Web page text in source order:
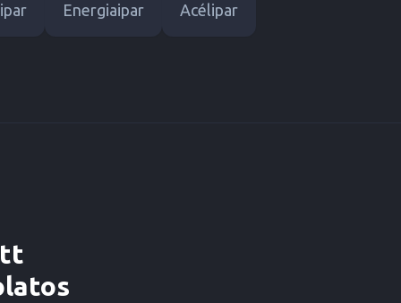
Energiaipar Acélipar